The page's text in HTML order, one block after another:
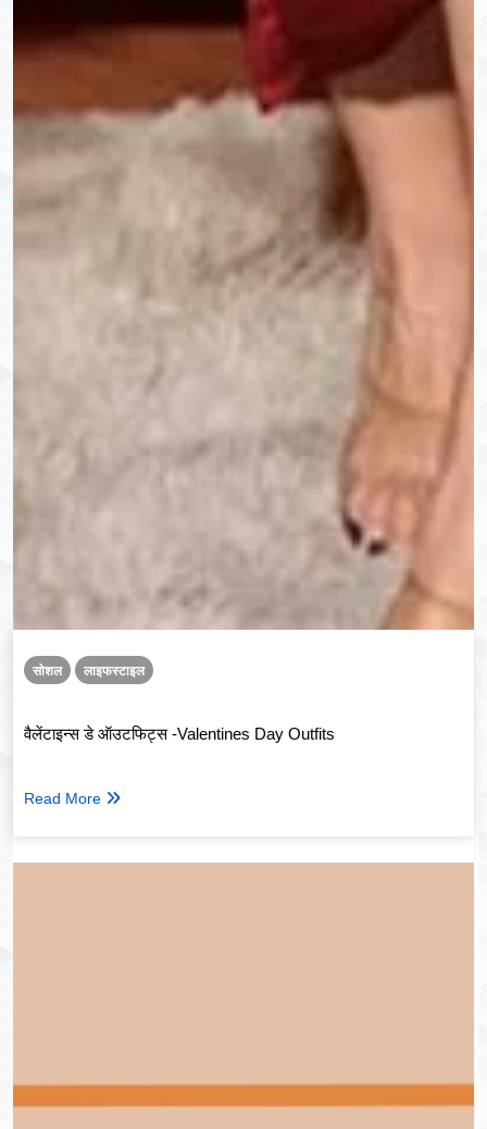
सोशल लाइफस्टाइल
वैलेंटाइन्स डे ऑउटफिट्स -Valentines Day Outfits
Read More